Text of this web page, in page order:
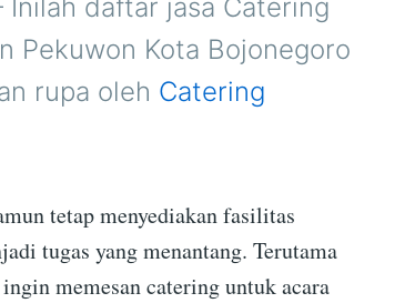
Inilah daftar jasa Catering
Pekuwon Kota Bojonegoro
rupa oleh Catering
tetap menyediakan fasilitas
tugas yang menantang. Terutama
memesan catering untuk acara